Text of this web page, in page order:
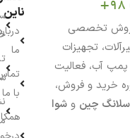
تمرکز بر فروش تخصصی
تجهیزات
پمپ آب، فعالیت
خرید و فروش،
چین و شوا
ناین
ما
با ما